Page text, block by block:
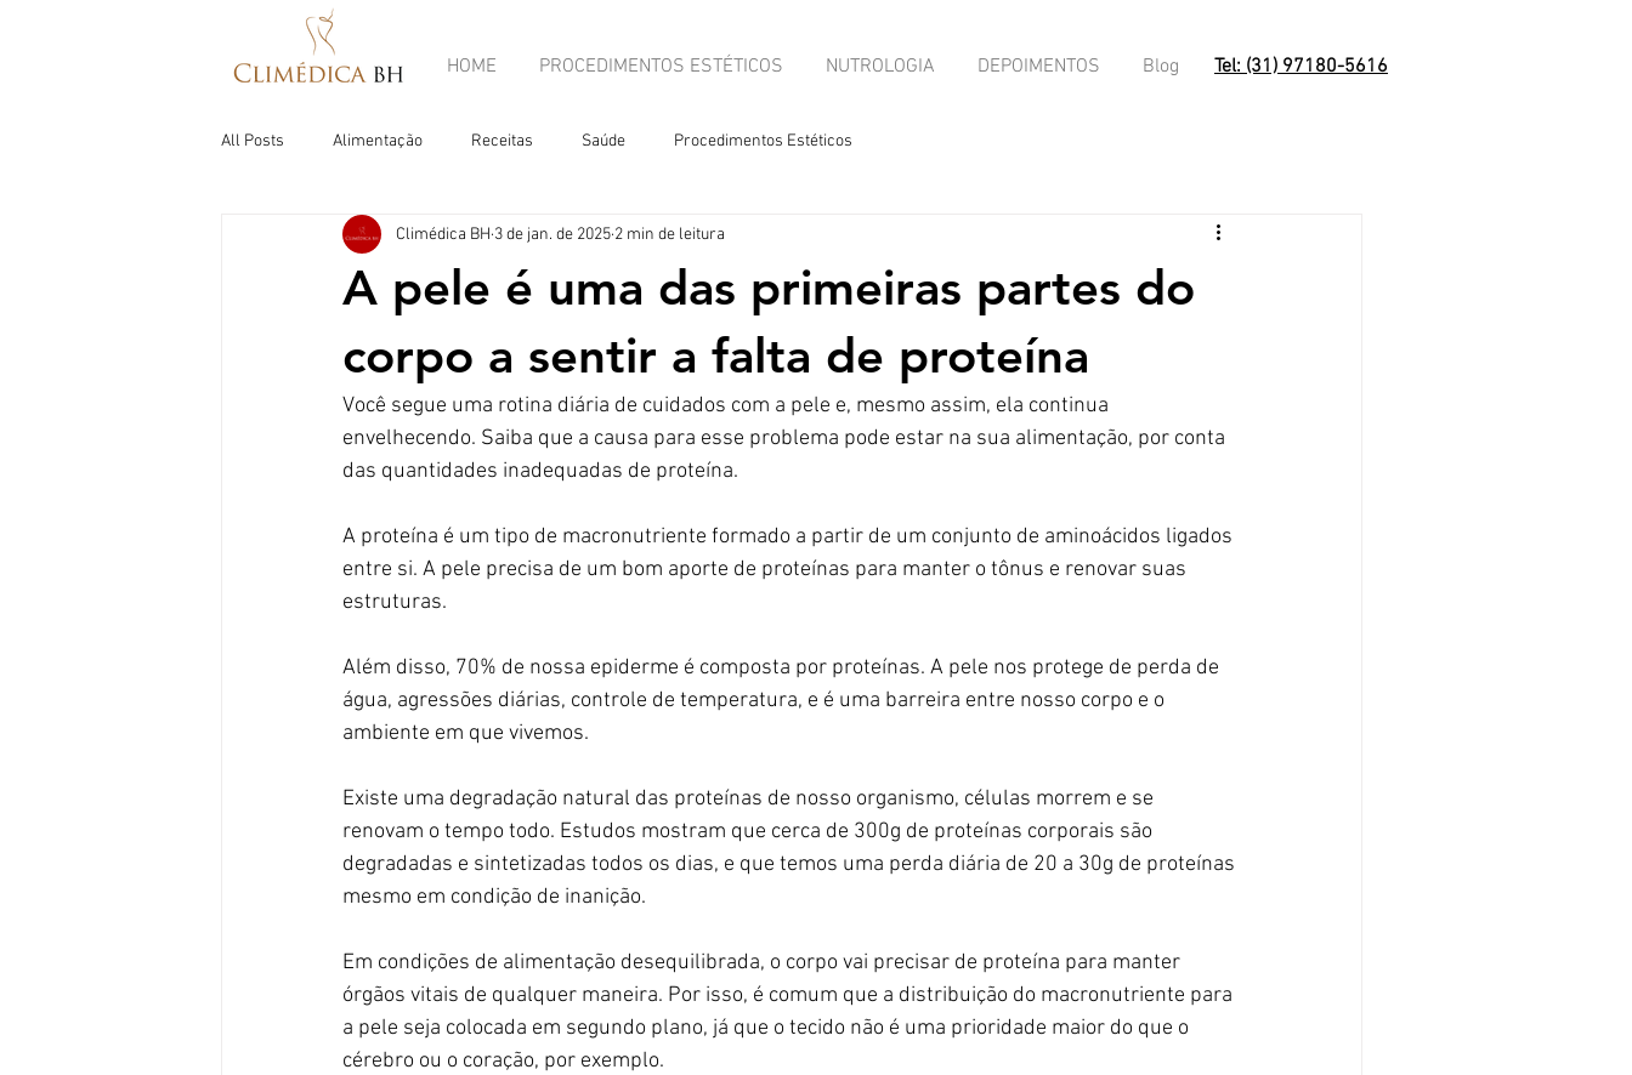
HOME PROCEDIMENTOS ESTÉTICOS NUTROLOGIA DEPOIMENTOS Blog Tel: (31) 97180-5616
All Posts Alimentação Receitas Saúde Procedimentos Estéticos
A pele é uma das primeiras partes do
corpo a sentir a falta de proteína
Climédica BH 3 de jan. de 2025 2 min de leitura
Você segue uma rotina diária de cuidados com a pele e, mesmo assim, ela continua
envelhecendo. Saiba que a causa para esse problema pode estar na sua alimentação, por conta
das quantidades inadequadas de proteína.
A proteína é um tipo de macronutriente formado a partir de um conjunto de aminoácidos ligados
entre si. A pele precisa de um bom aporte de proteínas para manter o tônus e renovar suas
estruturas.
Além disso, 70% de nossa epiderme é composta por proteínas. A pele nos protege de perda de
água, agressões diárias, controle de temperatura, e é uma barreira entre nosso corpo e o
ambiente em que vivemos.
Existe uma degradação natural das proteínas de nosso organismo, células morrem e se
renovam o tempo todo. Estudos mostram que cerca de 300g de proteínas corporais são
degradadas e sintetizadas todos os dias, e que temos uma perda diária de 20 a 30g de proteínas
mesmo em condição de inanição.
Em condições de alimentação desequilibrada, o corpo vai precisar de proteína para manter
órgãos vitais de qualquer maneira. Por isso, é comum que a distribuição do macronutriente para
a pele seja colocada em segundo plano, já que o tecido não é uma prioridade maior do que o
cérebro ou o coração, por exemplo.